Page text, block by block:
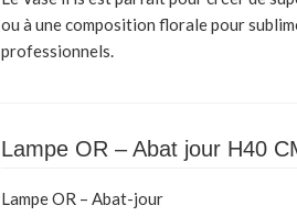
ou à une composition florale pour
professionnels.
Lampe OR – Abat jour H40
Lampe OR – Abat-jour